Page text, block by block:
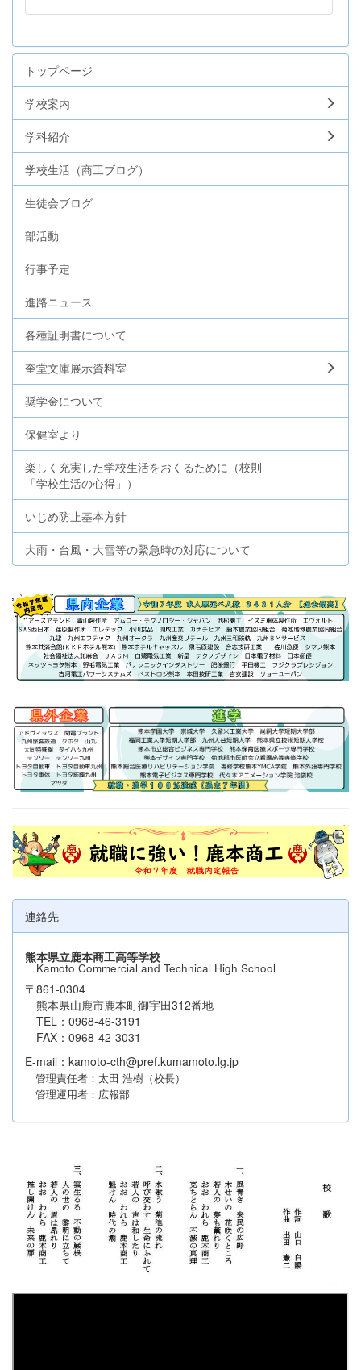
トップページ
学校案内
学科紹介
学校生活（商工ブログ）
生徒会ブログ
部活動
行事予定
進路ニュース
各種証明書について
奎堂文庫展示資料室
奨学金について
保健室より
楽しく充実した学校生活をおくるために（校則
「学校生活の心得」）
いじめ防止基本方針
大雨・台風・大雪等の緊急時の対応について
連絡先
熊本県立鹿本商工高等学校
Kamoto Commercial and Technical High School
〒861-0304
熊本県山鹿市鹿本町御宇田312番地
TEL：0968-46-3191
FAX：0968-42-3031
E-mail：kamoto-cth@pref.kumamoto.lg.jp
管理責任者：太田 浩樹（校長）
管理運用者：広報部